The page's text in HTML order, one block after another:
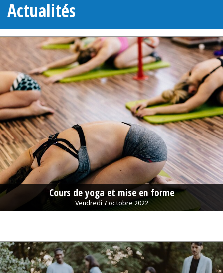
Actualités
Cours de yoga et mise en forme
Vendredi 7 octobre 2022